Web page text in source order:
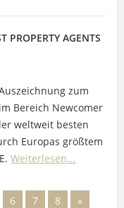
PROPERTY AGENTS
zum
Bereich Newcomer
weltweit besten
Europas größtem
Weiterlesen...
6 7 8
»